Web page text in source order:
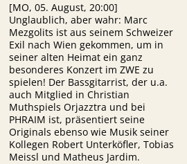
[MO, 05. August, 20:00]
Unglaublich, aber wahr: Marc
Mezgolits ist aus seinem Schweizer
Exil nach Wien gekommen, um in
seiner alten Heimat ein ganz
besonderes Konzert im ZWE zu
spielen! Der Bassgitarrist, der u.a.
auch Mitglied in Christian
Muthspiels Orjazztra und bei
PHRAIM ist, präsentiert seine
Originals ebenso wie Musik seiner
Kollegen Robert Unterköfler, Tobias
Meissl und Matheus Jardim.